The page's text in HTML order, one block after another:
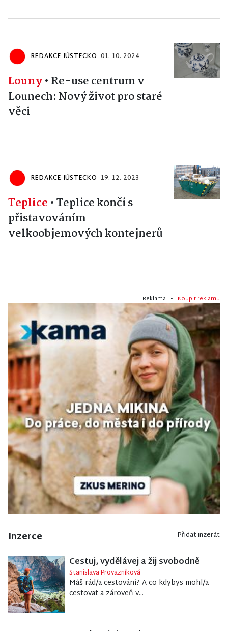
REDAKCE IÚSTECKO 01. 10. 2024
Louny• Re-use centrum v
Lounech: Nový život pro staré
věci
REDAKCE IÚSTECKO 19. 12. 2023
Teplice •Teplice končí s
přistavováním
velkoobjemových kontejnerů
Reklama • Koupit reklamu
Inzerce Přidat inzerát
Cestuj, vydělávej a žij svobodně
Stanislava Provazníková
Máš rád/a cestování? A co kdybys mohl/a
cestovat a zároveň v...